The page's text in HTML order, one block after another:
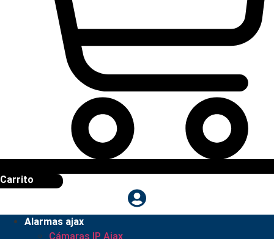
Carrito
Alarmas ajax
Cámaras IP Ajax